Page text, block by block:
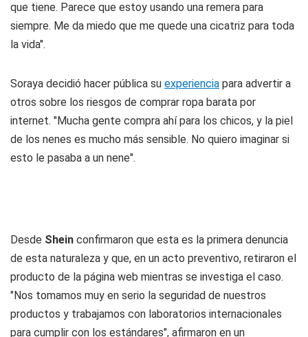
que tiene. Parece que estoy usando una remera para
siempre. Me da miedo que me quede una cicatriz para toda
la vida".
Soraya decidió hacer pública su experiencia para advertir a
otros sobre los riesgos de comprar ropa barata por
internet. "Mucha gente compra ahí para los chicos, y la piel
de los nenes es mucho más sensible. No quiero imaginar si
esto le pasaba a un nene".
Desde Shein confirmaron que esta es la primera denuncia
de esta naturaleza y que, en un acto preventivo, retiraron el
producto de la página web mientras se investiga el caso.
"Nos tomamos muy en serio la seguridad de nuestros
productos y trabajamos con laboratorios internacionales
para cumplir con los estándares", afirmaron en un